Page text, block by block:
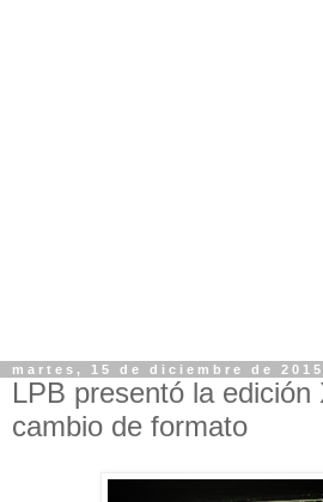
martes, 15 de diciembre de 2015
LPB presentó la edición
cambio de formato